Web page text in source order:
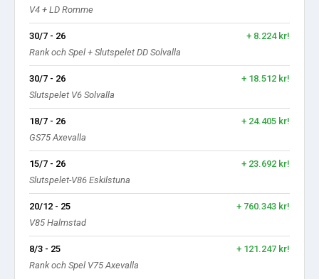
V4 + LD Romme
30/7 - 26
+ 8.224 kr!
Rank och Spel + Slutspelet DD Solvalla
30/7 - 26
+ 18.512 kr!
Slutspelet V6 Solvalla
18/7 - 26
+ 24.405 kr!
GS75 Axevalla
15/7 - 26
+ 23.692 kr!
Slutspelet-V86 Eskilstuna
20/12 - 25
+ 760.343 kr!
V85 Halmstad
8/3 - 25
+ 121.247 kr!
Rank och Spel V75 Axevalla